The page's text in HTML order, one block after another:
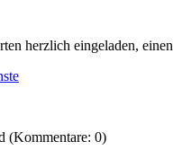
herzlich eingeladen,
(Kommentare: 0)